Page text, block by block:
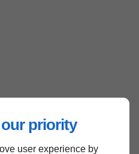
priority
user experience by